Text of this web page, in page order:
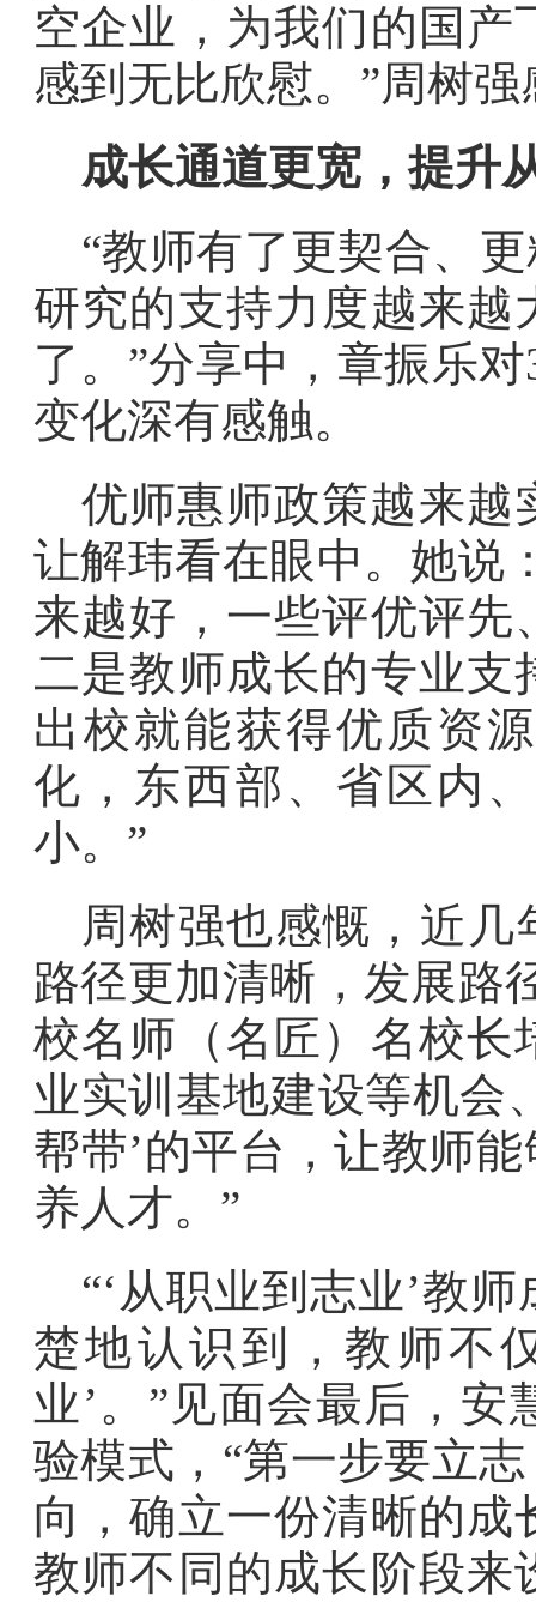
空企业，为我们的国
感到无比欣慰。”周树强
成长通道更宽，提升
“教师有了更契合、
研究的支持力度越来越
了。”分享中，章振乐
变化深有感触。
优师惠师政策越来越
让解玮看在眼中。她说
来越好，一些评优评先
二是教师成长的专业支
出校就能获得优质资
化，东西部、省区内
小。”
周树强也感慨，近几
路径更加清晰，发展路
校名师（名匠）名校长
业实训基地建设等机会
帮带’的平台，让教师
养人才。”
“‘从职业到志业’教
楚地认识到，教师不
业’。”见面会最后，
验模式，“第一步要立
向，确立一份清晰的
教师不同的成长阶段来